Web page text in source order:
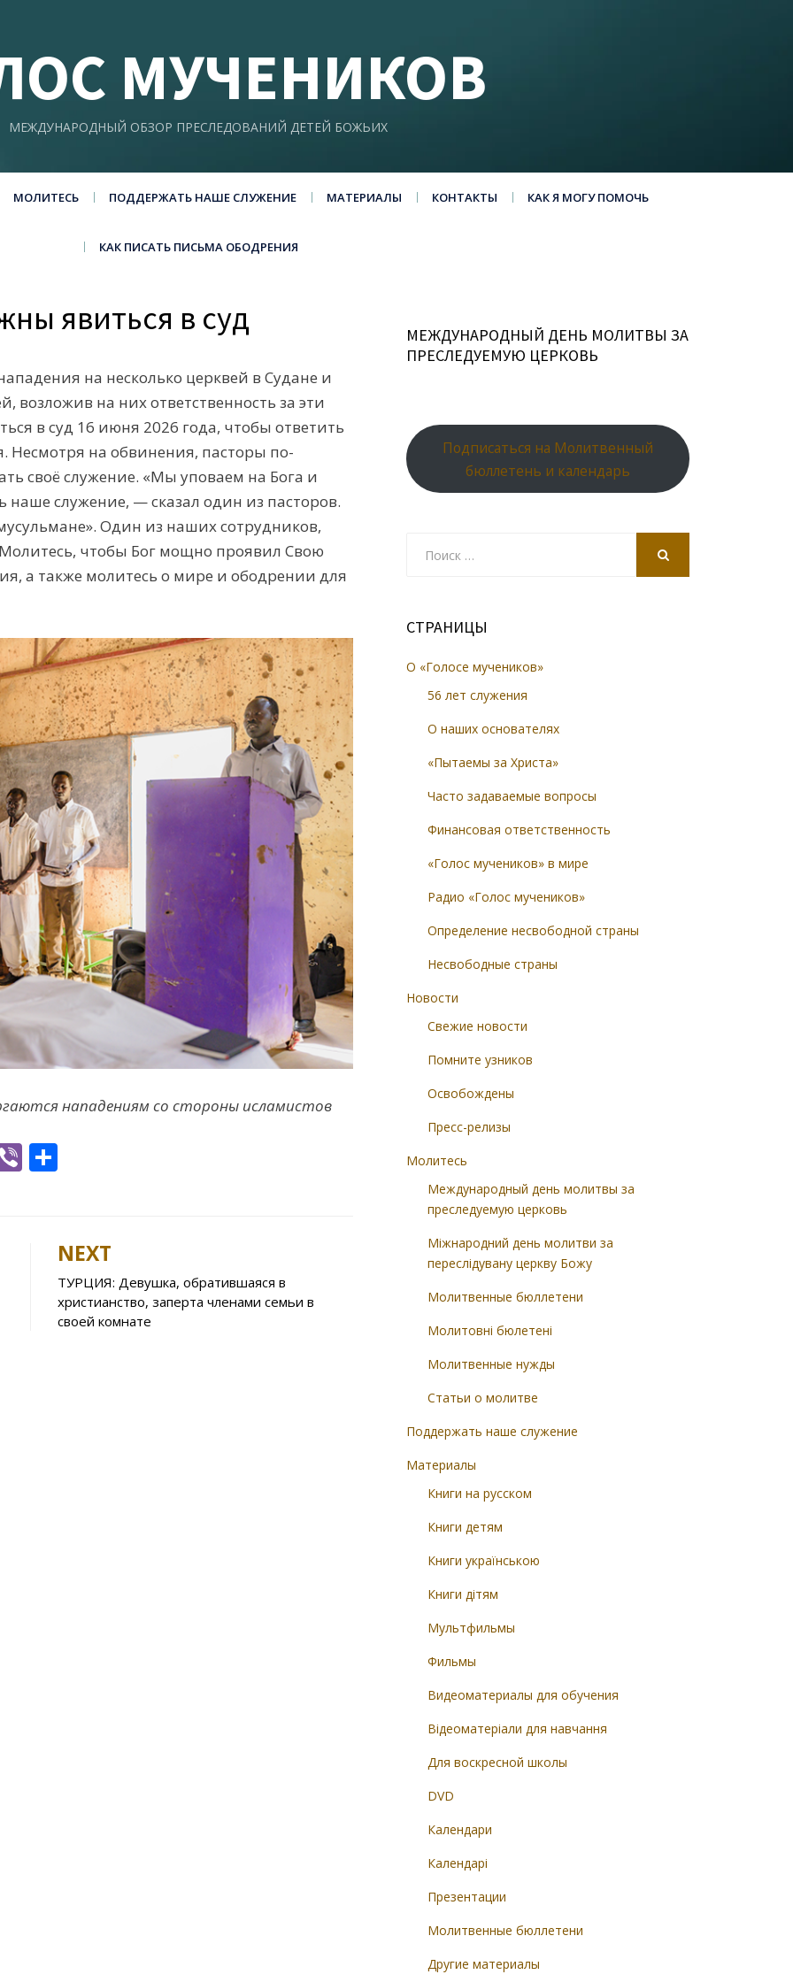
МУЧЕНИКОВ
МЕЖДУНАРОДНЫЙ ОБЗОР ПРЕСЛЕДОВАНИЙ ДЕТЕЙ БОЖЬИХ
МОЛИТЕСЬ ПОДДЕРЖАТЬ НАШЕ СЛУЖЕНИЕ МАТЕРИАЛЫ КОНТАКТЫ КАК Я МОГУ ПОМОЧЬ
КАК ПИСАТЬ ПИСЬМА ОБОДРЕНИЯ
явиться в суд
на несколько церквей в Судане и
возложив на них ответственность за эти
в суд 16 июня 2026 года, чтобы ответить
на обвинения, пасторы по-
своё служение. «Мы уповаем на Бога и
наше служение, — сказал один из пасторов.
Один из наших сотрудников,
чтобы Бог мощно проявил Свою
а также молитесь о мире и ободрении для
нападениям со стороны исламистов
Vi
e
NEXT
ТУРЦИЯ: Девушка, обратившаяся в
христианство, заперта членами семьи в
своей комнате
МЕЖДУНАРОДНЫЙ ДЕНЬ МОЛИТВЫ ЗА
ПРЕСЛЕДУЕМУЮ ЦЕРКОВЬ
Подписаться на Молитвенный
бюллетень и календарь
СТРАНИЦЫ
О «Голосе мучеников»
56 лет служения
О наших основателях
«Пытаемы за Христа»
Часто задаваемые вопросы
Финансовая ответственность
«Голос мучеников» в мире
Радио «Голос мучеников»
Определение несвободной страны
Несвободные страны
Новости
Свежие новости
Помните узников
Освобождены
Пресс-релизы
Молитесь
Международный день молитвы за
преследуемую церковь
Міжнародний день молитви за
переслідувану церкву Божу
Молитвенные бюллетени
Молитовні бюлетені
Молитвенные нужды
Статьи о молитве
Поддержать наше служение
Материалы
Книги на русском
Книги детям
Книги українською
Книги дітям
Мультфильмы
Фильмы
Видеоматериалы для обучения
Відеоматеріали для навчання
Для воскресной школы
DVD
Календари
Календарі
Презентации
Молитвенные бюллетени
Другие материалы